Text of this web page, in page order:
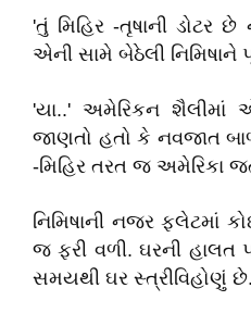
'તું મિહિર -તૃષાની ડોટર
એની સામે બેઠેલી નિમિષાને
'યા..' અમેરિકન શૈલીમાં
જાણતો હતો કે નવજાત
-મિહિર તરત જ અમેરિકા
નિમિષાની નજર ફ્લેટમાં
જ ફરી વળી. ઘરની
સમયથી ઘર સ્ત્રીવિહોણું છે.